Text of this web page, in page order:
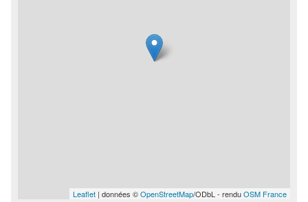
Leaflet | données ©OpenStreetMap/ODbL - renduOSM France